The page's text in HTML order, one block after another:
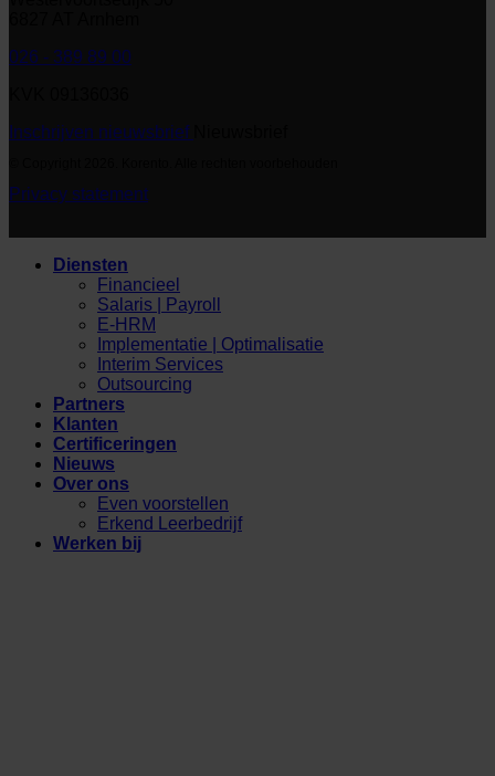
026 - 389 89 00
Inschrijven nieuwsbrief
Privacy statement
Diensten
Financieel
Salaris | Payroll
E-HRM
Implementatie | Optimalisatie
Interim Services
Outsourcing
Partners
Klanten
Certificeringen
Nieuws
Over ons
Even voorstellen
Erkend Leerbedrijf
Werken bij